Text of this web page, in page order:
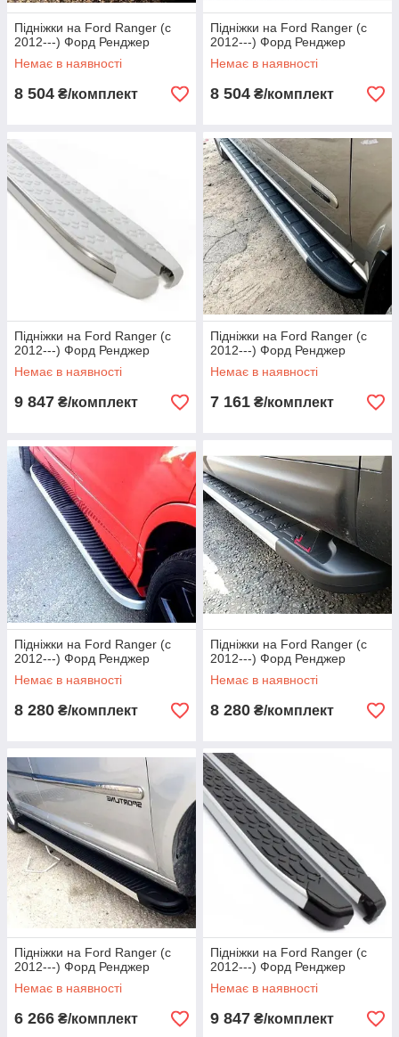
Підніжки на Ford Ranger (c
2012---) Форд Ренджер
Немає в наявності
8 504 ₴/комплект
Підніжки на Ford Ranger (c
2012---) Форд Ренджер
Немає в наявності
8 504 ₴/комплект
Підніжки на Ford Ranger (c
2012---) Форд Ренджер
Немає в наявності
9 847 ₴/комплект
Підніжки на Ford Ranger (c
2012---) Форд Ренджер
Немає в наявності
7 161 ₴/комплект
Підніжки на Ford Ranger (c
2012---) Форд Ренджер
Немає в наявності
8 280 ₴/комплект
Підніжки на Ford Ranger (c
2012---) Форд Ренджер
Немає в наявності
8 280 ₴/комплект
Підніжки на Ford Ranger (c
2012---) Форд Ренджер
Немає в наявності
6 266 ₴/комплект
Підніжки на Ford Ranger (c
2012---) Форд Ренджер
Немає в наявності
9 847 ₴/комплект